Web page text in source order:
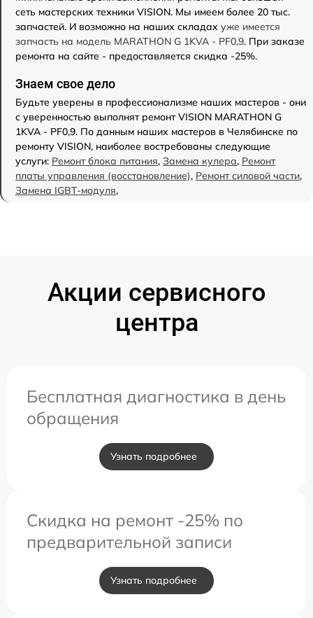
сеть мастерских техники VISION. Мы имеем более 20 тыс.
запчастей. И возможно на наших складах уже имеется
запчасть на модель MARATHON G 1KVA - PF0,9. При заказе
ремонта на сайте - предоставляется скидка -25%.
Знаем свое дело
Будьте уверены в профессионализме наших мастеров - они
с уверенностью выполнят ремонт VISION MARATHON G
1KVA - PF0,9. По данным наших мастеров в Челябинске по
ремонту VISION, наиболее востребованы следующие
услуги: Ремонт блока питания, Замена кулера, Ремонт
платы управления (восстановление), Ремонт силовой части,
Замена IGBT-модуля,
Акции сервисного
центра
Бесплатная диагностика в день
обращения
Узнать подробнее
Скидка на ремонт -25% по
предварительной записи
Узнать подробнее